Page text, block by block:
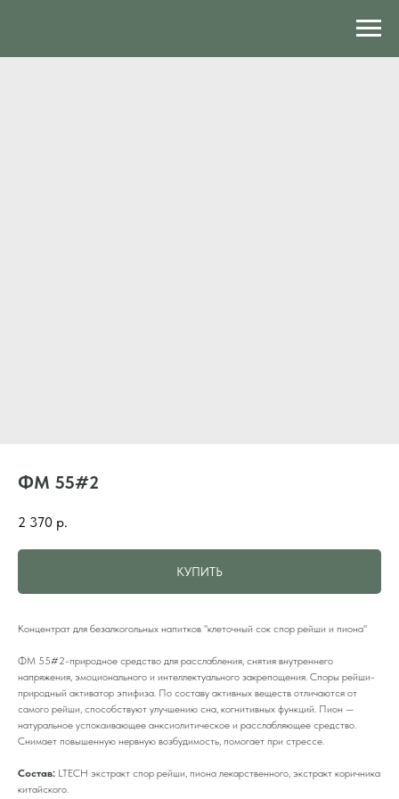
ФМ 55#2
2 370 р.
КУПИТЬ
Концентрат для безалкогольных напитков "клеточный сок спор рейши и пиона"
ФМ 55#2-природное средство для расслабления, снятия внутреннего
напряжения, эмоционального и интеллектуального закрепощения. Споры рейши-
природный активатор эпифиза. По составу активных веществ отличаются от
самого рейши, способствуют улучшению сна, когнитивных функций. Пион —
натуральное успокаивающее анксиолитическое и расслабляющее средство.
Снимает повышенную нервную возбудимость, помогает при стрессе.
Состав: LTECH экстракт спор рейши, пиона лекарственного, экстракт коричника
китайского.